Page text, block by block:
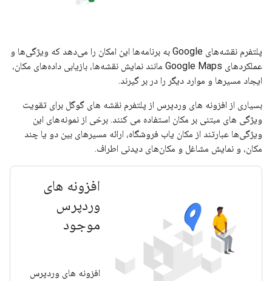
پلتفرم نقشه‌های Google به برنامه‌ها این امکان را می‌دهد که ویژگی‌ها و
عملکردهای Google Maps مانند نمایش نقشه‌ها، بازیابی داده‌های مکان،
ایجاد مسیرها و موارد دیگر را در بر گیرند.
بسیاری از افزونه های وردپرس از پلتفرم نقشه های گوگل برای تقویت
ویژگی های مبتنی بر مکان استفاده می کنند. برخی از نمونه‌های این
ویژگی‌ها عبارتند از مکان یاب فروشگاه، ارائه مسیرهای بین دو یا چند
مکان، و نمایش مشاغل و مکان‌های دیدنی اطراف.
افزونه های
وردپرس
موجود
افزونه های وردپرس